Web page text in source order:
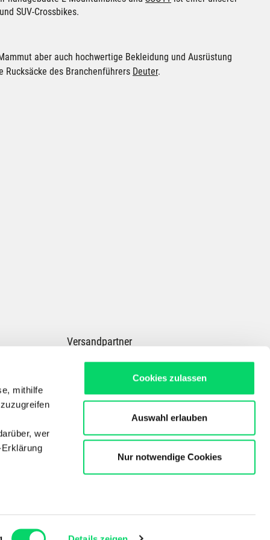
mithilfe
wer
Cookies zulassen
Auswahl erlauben
Nur notwendige Cookies
SUV-Crossbikes.
aber auch hochwertige Bekleidung und Ausrüstung
des Branchenführers Deuter.
Versandpartner